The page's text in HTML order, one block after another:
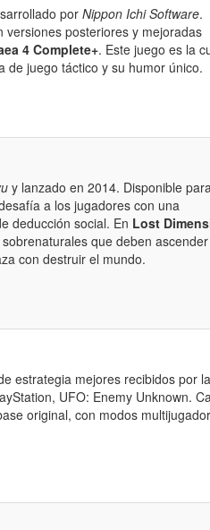
por Nippon Ichi Software.
versiones posteriores y mejoradas
4 Complete+. Este juego es la
de juego táctico y su humor único.
y lanzado en 2014. Disponible para
a los jugadores con una
deducción social. En Lost
que deben
con destruir el mundo.
estrategia mejores recibidos por la
UFO: Enemy Unknown.
original, con modos